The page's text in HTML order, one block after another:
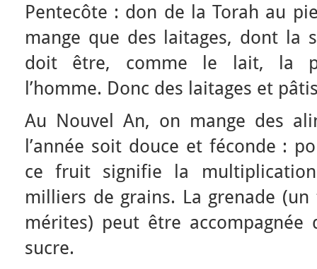
Pentecôte : don de la Torah au
mange que des laitages, dont la
doit être, comme le lait, la
l’homme. Donc des laitages et
Au Nouvel An, on mange des
l’année soit douce et féconde :
ce fruit signifie la
milliers de grains. La grenade
mérites) peut être accompagnée
sucre.